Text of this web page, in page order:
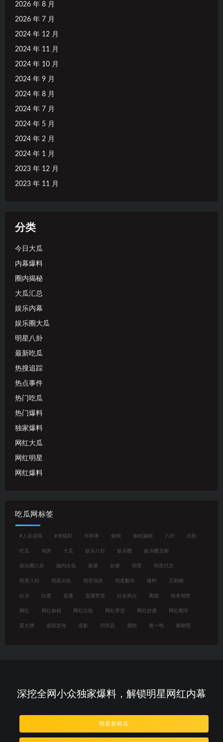
2026 年 8 月
2026 年 7 月
2024 年 12 月
2024 年 11 月
2024 年 10 月
2024 年 9 月
2024 年 8 月
2024 年 7 月
2024 年 5 月
2024 年 2 月
2024 年 1 月
2023 年 12 月
2023 年 11 月
分类
今日大瓜
内幕爆料
圈内揭秘
大瓜汇总
娱乐内幕
娱乐圈大瓜
明星八卦
最新吃瓜
热搜追踪
热点事件
热门吃瓜
热门爆料
独家爆料
网红大瓜
网红明星
网红爆料
吃瓜网标签
#人设崩塌 #潜规则 何秋亊 偷税 偷税漏税 八卦 出轨
吃瓜 塌房 大瓜 娱乐八卦 娱乐圈 娱乐圈丑闻
娱乐圈八卦 婚内出轨 家暴 抄袭 明星 明星代言
明星八卦 明星出轨 明星塌房 明星翻车 爆料 王鹤棣
白冰 白鹿 直播 直播带货 社会热点 离婚 税务稽查
网红 网红偷税 网红出轨 网红带货 网红抄袭 网红翻车
耍大牌 虚假宣传 道歉 闫学晶 鹿晗 黄一鸣 黄晓明
深挖全网小众独家爆料，解锁明星网红内幕
明星新鲜瓜